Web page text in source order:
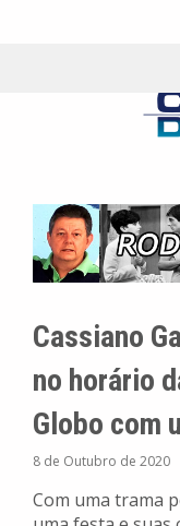
Cassiano
no horário
Globo com
8 de Outubro de 2020
Com uma trama